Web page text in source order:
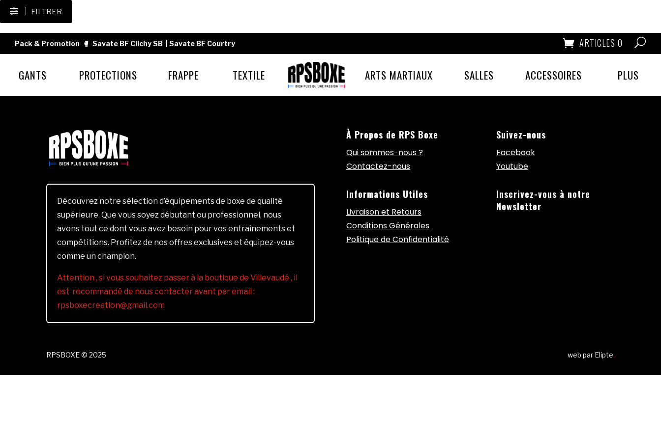
FILTRER
Pack & Promotion 🥊 Savate BF Clichy SB Savate BF Courtry ARTICLES 0
GANTS PROTECTIONS FRAPPE TEXTILE ARTS MARTIAUX SALLES ACCESSOIRES PLUS
Découvrez notre sélection d’équipements de boxe de qualité
supérieure. Que vous soyez débutant ou professionnel, nous
avons tout ce dont vous avez besoin pour vos entraînements et
compétitions. Profitez de nos offres exclusives et équipez-vous
comme un champion.
Attention , si vous souhaitez passer à la boutique de Villevaudé , il
est recommandé de nous contacter avant par email :
rpsboxecreation@gmail.com
À Propos de RPS Boxe
Qui sommes-nous ?
Contactez-nous
Informations Utiles
Livraison et Retours
Conditions Générales
Politique de Confidentialité
Suivez-nous
Facebook
Youtube
Inscrivez-vous à notre
Newsletter
RPSBOXE © 2025 web par Elipte.